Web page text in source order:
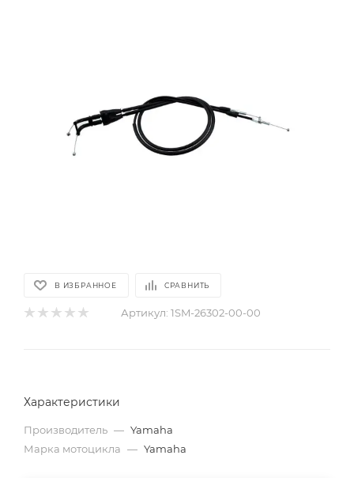
В ИЗБРАННОЕ СРАВНИТЬ
Артикул: 1SM-26302-00-00
Характеристики
Производитель — Yamaha
Марка мотоцикла — Yamaha